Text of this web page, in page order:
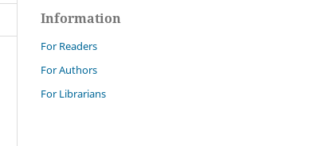
Information
For Readers
For Authors
For Librarians